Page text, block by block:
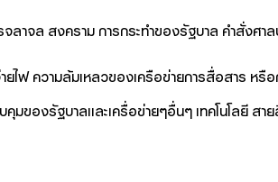
ลาจล สงคราม การกระทำของรัฐบาล คำสั่งศา
ไฟ ความล้มเหลวของเครือข่ายการสื่อสาร ห
มของรัฐบาลและเครื่อข่ายๆอื่นๆ เทคโนโลยี ส